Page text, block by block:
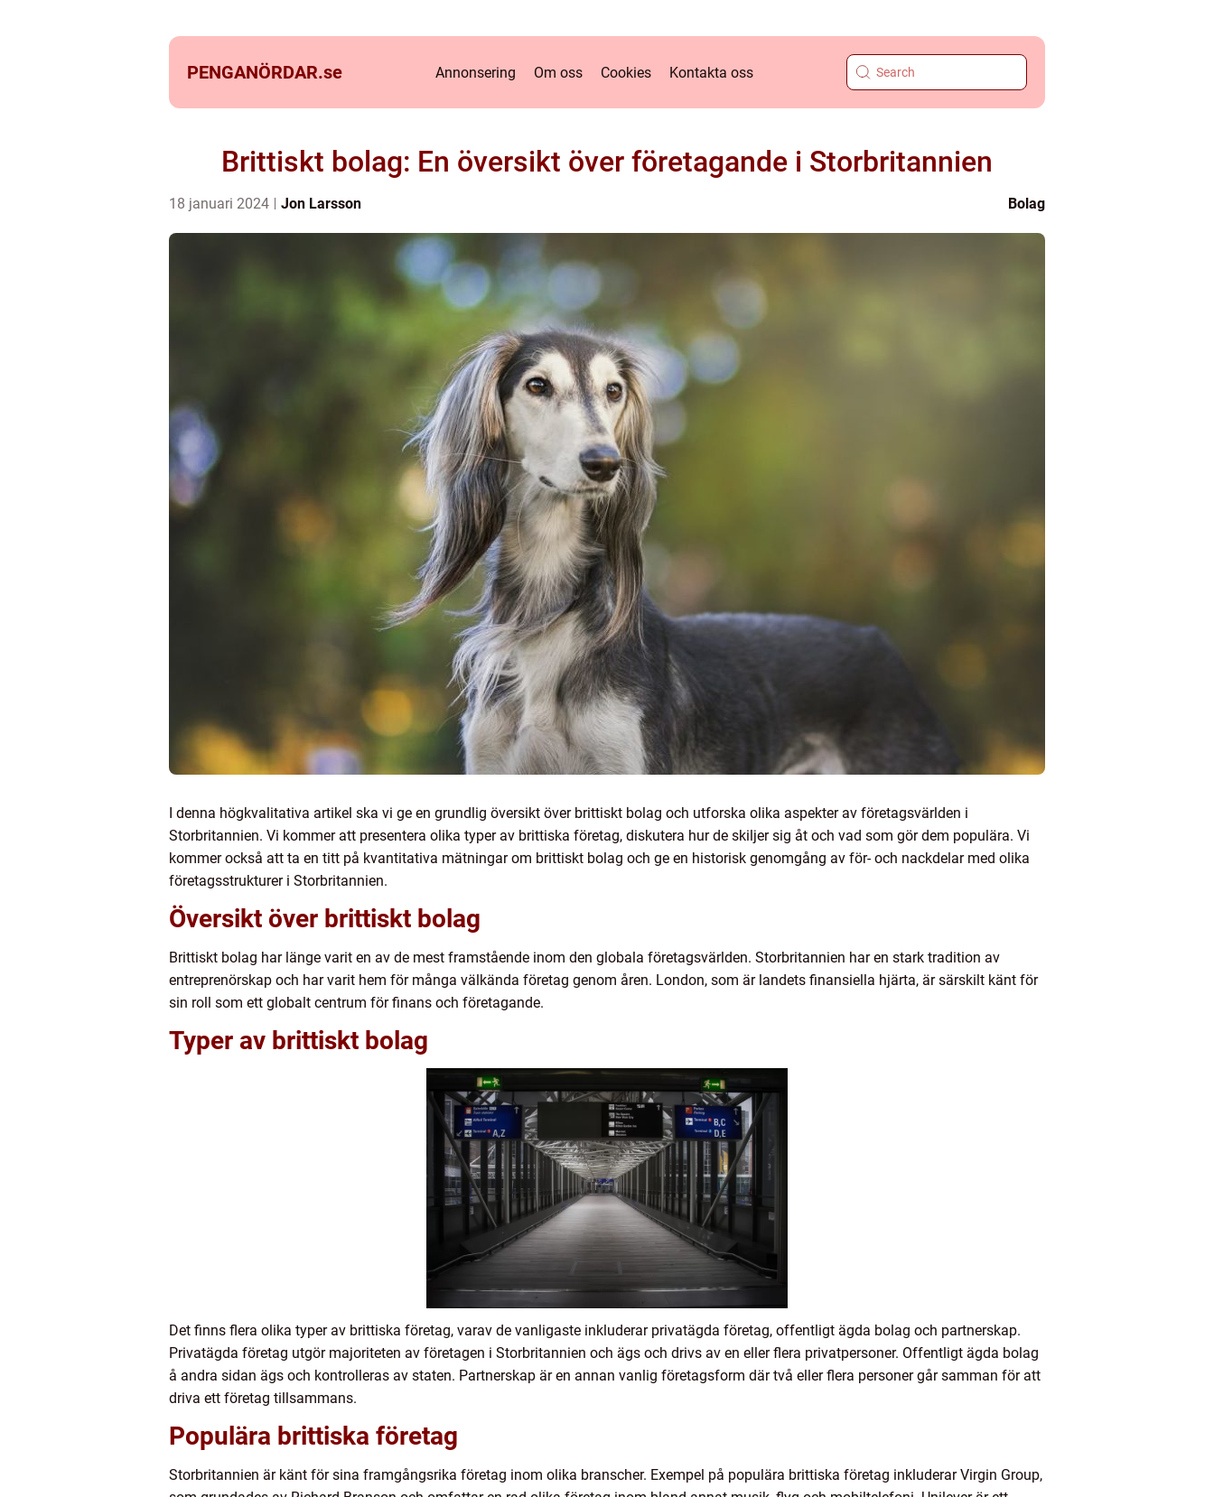
PENGANÖRDAR.se Annonsering Om oss Cookies Kontakta oss
Brittiskt bolag: En översikt över företagande i Storbritannien
18 januari 2024 Jon Larsson Bolag
I denna högkvalitativa artikel ska vi ge en grundlig översikt över brittiskt bolag och utforska olika aspekter av företagsvärlden i
Storbritannien. Vi kommer att presentera olika typer av brittiska företag, diskutera hur de skiljer sig åt och vad som gör dem populära. Vi
kommer också att ta en titt på kvantitativa mätningar om brittiskt bolag och ge en historisk genomgång av för- och nackdelar med olika
företagsstrukturer i Storbritannien.
Översikt över brittiskt bolag
Brittiskt bolag har länge varit en av de mest framstående inom den globala företagsvärlden. Storbritannien har en stark tradition av
entreprenörskap och har varit hem för många välkända företag genom åren. London, som är landets finansiella hjärta, är särskilt känt för
sin roll som ett globalt centrum för finans och företagande.
Typer av brittiskt bolag
Det finns flera olika typer av brittiska företag, varav de vanligaste inkluderar privatägda företag, offentligt ägda bolag och partnerskap.
Privatägda företag utgör majoriteten av företagen i Storbritannien och ägs och drivs av en eller flera privatpersoner. Offentligt ägda bolag
å andra sidan ägs och kontrolleras av staten. Partnerskap är en annan vanlig företagsform där två eller flera personer går samman för att
driva ett företag tillsammans.
Populära brittiska företag
Storbritannien är känt för sina framgångsrika företag inom olika branscher. Exempel på populära brittiska företag inkluderar Virgin Group,